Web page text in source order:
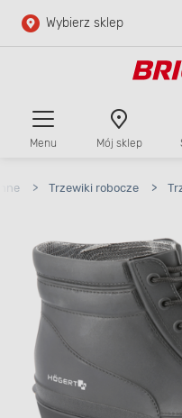
Przejdź do głównej
Wybierz sklep
Menu Mój sklep
> Trzewiki robocze >